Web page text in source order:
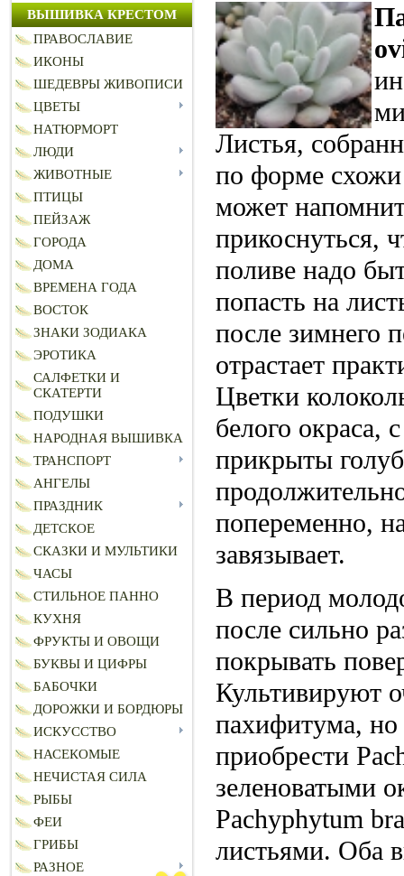
ВЫШИВКА КРЕСТОМ
ПРАВОСЛАВИЕ
ИКОНЫ
ШЕДЕВРЫ ЖИВОПИСИ
ЦВЕТЫ
НАТЮРМОРТ
ЛЮДИ
ЖИВОТНЫЕ
ПТИЦЫ
ПЕЙЗАЖ
ГОРОДА
ДОМА
ВРЕМЕНА ГОДА
ВОСТОК
ЗНАКИ ЗОДИАКА
ЭРОТИКА
САЛФЕТКИ И
СКАТЕРТИ
ПОДУШКИ
НАРОДНАЯ ВЫШИВКА
ТРАНСПОРТ
АНГЕЛЫ
ПРАЗДНИК
ДЕТСКОЕ
СКАЗКИ И МУЛЬТИКИ
ЧАСЫ
СТИЛЬНОЕ ПАННО
КУХНЯ
ФРУКТЫ И ОВОЩИ
БУКВЫ И ЦИФРЫ
БАБОЧКИ
ДОРОЖКИ И БОРДЮРЫ
ИСКУССТВО
НАСЕКОМЫЕ
НЕЧИСТАЯ СИЛА
РЫБЫ
ФЕИ
ГРИБЫ
РАЗНОЕ
Листья,
по форме
может
прикоснуться,
поливе надо
попасть на
после зимнего
отрастает
Цветки
белого окраса,
прикрыты
попеременно,
завязывает.
В период
после сильно
покрывать
Культивируют
пахифитума,
приобрести
зеленоватыми
Pachyphytum
листьями. Оба